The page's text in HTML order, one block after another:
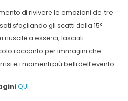
di rivivere le emozioni dei tre
sfogliando gli scatti della 15°
riuscitə a esserci, lasciati
racconto per immagini che
e i momenti più belli dell’evento.
QUI